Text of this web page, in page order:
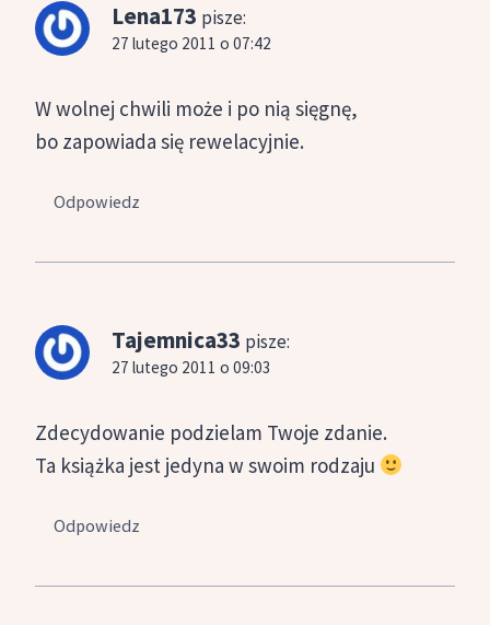
Lena173 pisze:
27 lutego 2011 o 07:42
W wolnej chwili może i po nią sięgnę,
bo zapowiada się rewelacyjnie.
Odpowiedz
Tajemnica33 pisze:
27 lutego 2011 o 09:03
Zdecydowanie podzielam Twoje zdanie.
Ta książka jest jedyna w swoim rodzaju
Odpowiedz